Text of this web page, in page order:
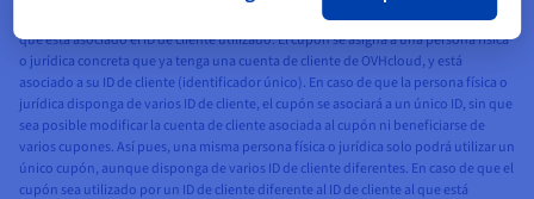
válido para el consumo de servicios disponibles normalmente en el mercado al
que está asociado el ID de cliente utilizado. El cupón se asigna a una persona física
o jurídica concreta que ya tenga una cuenta de cliente de OVHcloud, y está
asociado a su ID de cliente (identificador único). En caso de que la persona física o
jurídica disponga de varios ID de cliente, el cupón se asociará a un único ID, sin que
sea posible modificar la cuenta de cliente asociada al cupón ni beneficiarse de
varios cupones. Así pues, una misma persona física o jurídica solo podrá utilizar un
único cupón, aunque disponga de varios ID de cliente diferentes. En caso de que el
cupón sea utilizado por un ID de cliente diferente al ID de cliente al que está